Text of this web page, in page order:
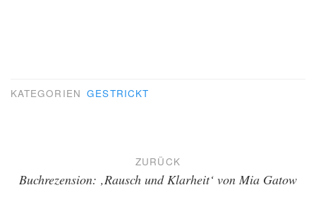
KATEGORIEN GESTRICKT
Beitragsnavigation
ZURÜCK
Buchrezension: ‚Rausch und Klarheit‘ von Mia Gatow